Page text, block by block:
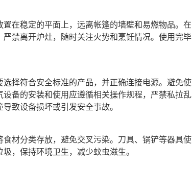
在稳定的平面上，远离帐篷的墙壁和易燃物品。在
禁离开炉灶，随时关注火势和烹饪情况。使用完毕
择符合安全标准的产品，并正确连接电源。避免使
备的安装和使用应遵循相关操作规程，严禁私拉乱
致设备损坏或引发安全事故。
材分类存放，避免交叉污染。刀具、锅铲等器具使
，保持环境卫生，减少蚊虫滋生。